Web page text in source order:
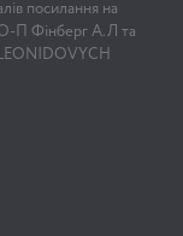
посилання на
П Фінберг А.Л та